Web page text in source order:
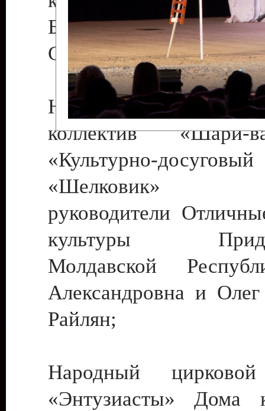
Бендеры ,
Светлана Георгиевна
Народный цирковой
коллектив
«Культурно-
«Шелковик»
руководители
культуры
Молдавской
Александровна и
Райлян;
Народный цирковой
«Энтузиасты» Дома